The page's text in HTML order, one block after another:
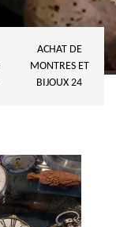
ACHAT DE
MONTRES ET
BIJOUX 24